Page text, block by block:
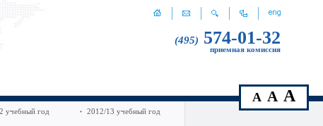
(495) 574-01-32
приемная комиссия
A A A
учебный год 2012/13 учебный год